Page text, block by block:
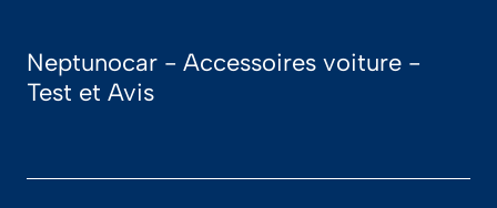
Neptunocar - Accessoires voiture -
Test et Avis